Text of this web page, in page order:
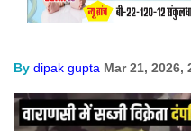
By dipak gupta Mar 21, 2026,